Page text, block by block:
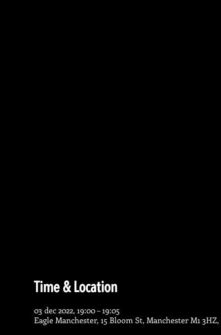
Time & Location
03 dec 2022, 19:00 – 19:05
Eagle Manchester, 15 Bloom St, Manchester M1 3HZ,